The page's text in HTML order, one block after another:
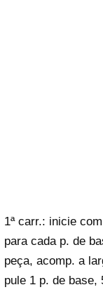
1ª carr.: inicie
para cada p. de
peça, acomp. a
pule 1 p. de